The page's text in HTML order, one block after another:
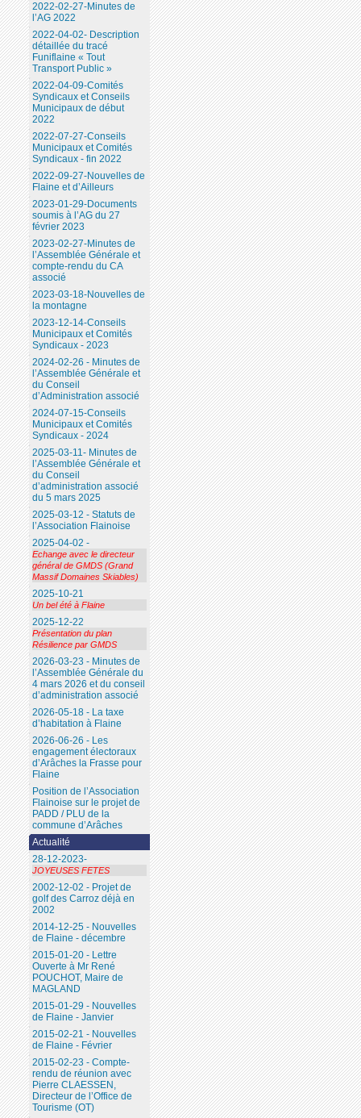
2022-02-27-Minutes de
l’AG 2022
2022-04-02- Description
détaillée du tracé
Funiflaine « Tout
Transport Public »
2022-04-09-Comités
Syndicaux et Conseils
Municipaux de début
2022
2022-07-27-Conseils
Municipaux et Comités
Syndicaux - fin 2022
2022-09-27-Nouvelles de
Flaine et d’Ailleurs
2023-01-29-Documents
soumis à l’AG du 27
février 2023
2023-02-27-Minutes de
l’Assemblée Générale et
compte-rendu du CA
associé
2023-03-18-Nouvelles de
la montagne
2023-12-14-Conseils
Municipaux et Comités
Syndicaux - 2023
2024-02-26 - Minutes de
l’Assemblée Générale et
du Conseil
d’Administration associé
2024-07-15-Conseils
Municipaux et Comités
Syndicaux - 2024
2025-03-11- Minutes de
l’Assemblée Générale et
du Conseil
d’administration associé
du 5 mars 2025
2025-03-12 - Statuts de
l’Association Flainoise
2025-04-02 -
Echange avec le directeur
général de GMDS (Grand
Massif Domaines Skiables)
2025-10-21
Un bel été à Flaine
2025-12-22
Présentation du plan
Résilience par GMDS
2026-03-23 - Minutes de
l’Assemblée Générale du
4 mars 2026 et du conseil
d’administration associé
2026-05-18 - La taxe
d’habitation à Flaine
2026-06-26 - Les
engagement électoraux
d’Arâches la Frasse pour
Flaine
Position de l’Association
Flainoise sur le projet de
PADD / PLU de la
commune d’Arâches
Actualité
28-12-2023-
JOYEUSES FETES
2002-12-02 - Projet de
golf des Carroz déjà en
2002
2014-12-25 - Nouvelles
de Flaine - décembre
2015-01-20 - Lettre
Ouverte à Mr René
POUCHOT, Maire de
MAGLAND
2015-01-29 - Nouvelles
de Flaine - Janvier
2015-02-21 - Nouvelles
de Flaine - Février
2015-02-23 - Compte-
rendu de réunion avec
Pierre CLAESSEN,
Directeur de l’Office de
Tourisme (OT)